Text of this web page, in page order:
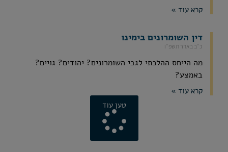
קרא עוד »
דין השומרונים בימינו
כ״ב באדר תשפ״ו
מה הייחס ההלכתי לגבי השומרונים? יהודים? גויים?
באמצע?
קרא עוד »
טען עוד